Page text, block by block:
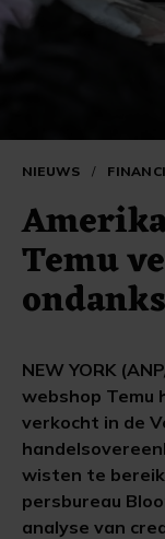
NIEUWS /
Temu
NEW YORK
webshop Temu
verkocht in de
wisten te
persbureau
analyse van